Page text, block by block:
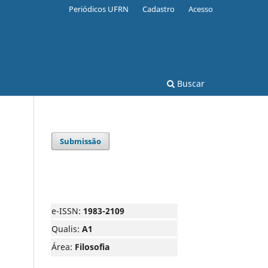
Buscar
Periódicos UFRN Cadastro Acesso
Submissão
e-ISSN: 1983-2109
Qualis: A1
Área: Filosofia